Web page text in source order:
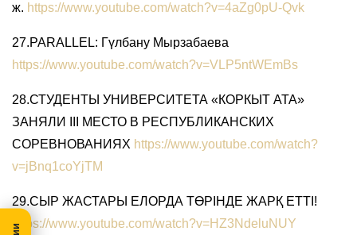
ж. https://www.youtube.com/watch?v=4aZg0pU-Qvk
27.PARALLEL: Гүлбану Мырзабаева
https://www.youtube.com/watch?v=VLP5ntWEmBs
28.СТУДЕНТЫ УНИВЕРСИТЕТА «КОРКЫТ АТА»
ЗАНЯЛИ III МЕСТО В РЕСПУБЛИКАНСКИХ
СОРЕВНОВАНИЯХ https://www.youtube.com/watch?
v=jBnq1coYjTM
29.СЫР ЖАСТАРЫ ЕЛОРДА ТӨРІНДЕ ЖАРҚ ЕТТІ!
https://www.youtube.com/watch?v=HZ3NdeluNUY